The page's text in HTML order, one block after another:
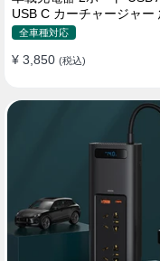
USB C カーチャージャー
充電USB [36W 12V-24V ]
全車種対応
¥ 3,850 (税込)